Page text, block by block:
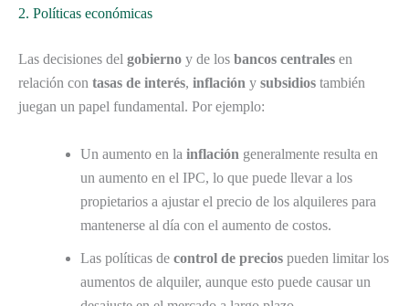
2. Políticas económicas
Las decisiones del gobierno y de los bancos centrales en
relación con tasas de interés, inflación y subsidios también
juegan un papel fundamental. Por ejemplo:
Un aumento en la inflación generalmente resulta en
un aumento en el IPC, lo que puede llevar a los
propietarios a ajustar el precio de los alquileres para
mantenerse al día con el aumento de costos.
Las políticas de control de precios pueden limitar los
aumentos de alquiler, aunque esto puede causar un